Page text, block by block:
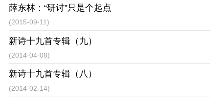
薛东林：“研讨”只是个起点
(2015-09-11)
新诗十九首专辑（九）
(2014-04-08)
新诗十九首专辑（八）
(2014-02-14)